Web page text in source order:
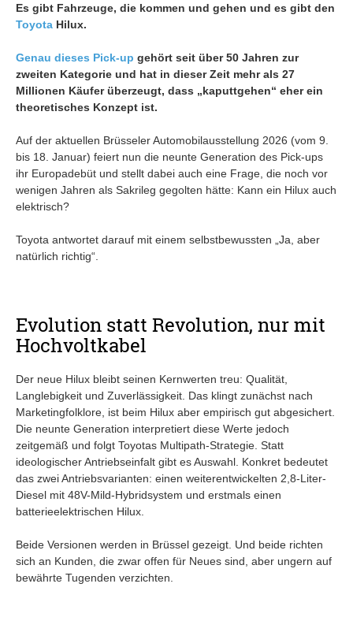
Es gibt Fahrzeuge, die kommen und gehen und es gibt den
Toyota Hilux.
Genau dieses Pick-up gehört seit über 50 Jahren zur
zweiten Kategorie und hat in dieser Zeit mehr als 27
Millionen Käufer überzeugt, dass „kaputtgehen“ eher ein
theoretisches Konzept ist.
Auf der aktuellen Brüsseler Automobilausstellung 2026 (vom 9.
bis 18. Januar) feiert nun die neunte Generation des Pick-ups
ihr Europadebüt und stellt dabei auch eine Frage, die noch vor
wenigen Jahren als Sakrileg gegolten hätte: Kann ein Hilux auch
elektrisch?
Toyota antwortet darauf mit einem selbstbewussten „Ja, aber
natürlich richtig“.
Evolution statt Revolution, nur mit
Hochvoltkabel
Der neue Hilux bleibt seinen Kernwerten treu: Qualität,
Langlebigkeit und Zuverlässigkeit. Das klingt zunächst nach
Marketingfolklore, ist beim Hilux aber empirisch gut abgesichert.
Die neunte Generation interpretiert diese Werte jedoch
zeitgemäß und folgt Toyotas Multipath-Strategie. Statt
ideologischer Antriebseinfalt gibt es Auswahl. Konkret bedeutet
das zwei Antriebsvarianten: einen weiterentwickelten 2,8-Liter-
Diesel mit 48V-Mild-Hybridsystem und erstmals einen
batterieelektrischen Hilux.
Beide Versionen werden in Brüssel gezeigt. Und beide richten
sich an Kunden, die zwar offen für Neues sind, aber ungern auf
bewährte Tugenden verzichten.